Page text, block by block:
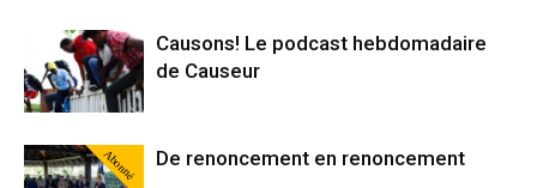
Causons! Le podcast hebdomadaire
de Causeur
Abonné De renoncement en renoncement